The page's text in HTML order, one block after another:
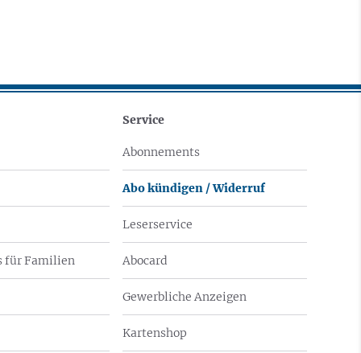
für Familien
Service
Abonnements
Abo kündigen / Widerruf
Leserservice
Abocard
Gewerbliche Anzeigen
Kartenshop